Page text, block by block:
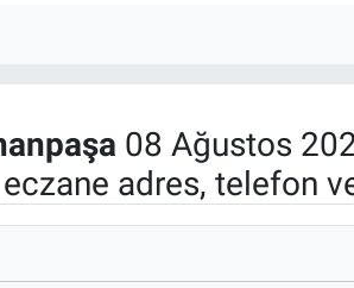
08 Ağustos
adres, telefon